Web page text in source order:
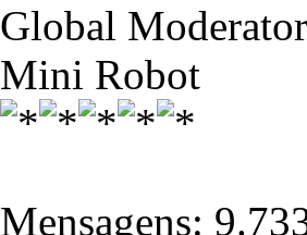
Global Moderator
Mini Robot
Mensagens: